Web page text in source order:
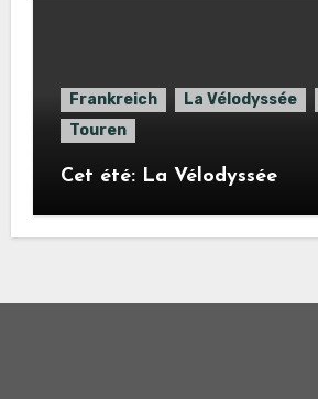
Frankreich La Vélodyssée
Touren
Cet été: La Vélodyssée